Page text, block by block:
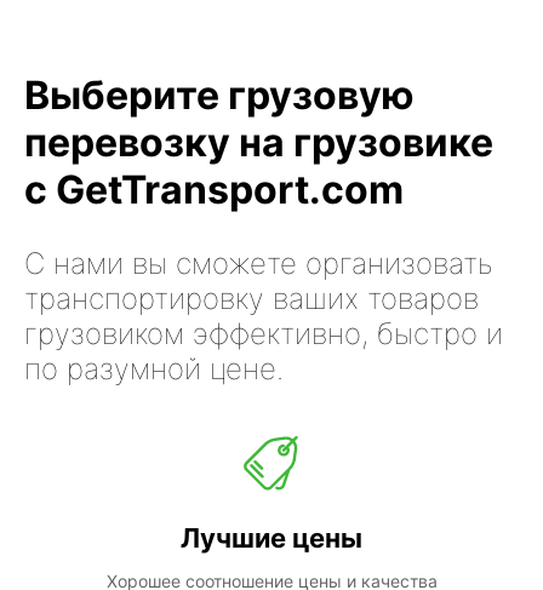
Выберите грузовую
перевозку на грузовике
с GetTransport.com
С нами вы сможете организовать
транспортировку ваших товаров
грузовиком эффективно, быстро и
по разумной цене.
Лучшие цены
Хорошее соотношение цены и качества